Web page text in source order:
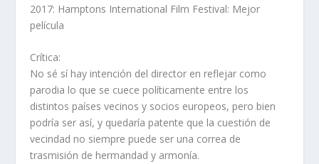
2017: Hamptons International Film Festival: Mejor
película
Crítica:
No sé sí hay intención del director en reflejar como
parodia lo que se cuece políticamente entre los
distintos países vecinos y socios europeos, pero bien
podría ser así, y quedaría patente que la cuestión de
vecindad no siempre puede ser una correa de
trasmisión de hermandad y armonía.